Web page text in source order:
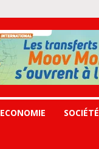
ECONOMIE SOCIÉTÉ